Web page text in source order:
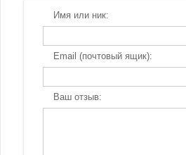
Имя или ник:
Email (почтовый ящик):
Ваш отзыв: